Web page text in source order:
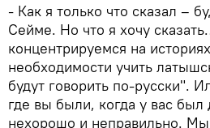
- Как я только что сказал –
Сейме. Но что я хочу
концентрируемся на
необходимости учить
будут говорить по-русски".
где вы были, когда у вас был
нехорошо и неправильно.